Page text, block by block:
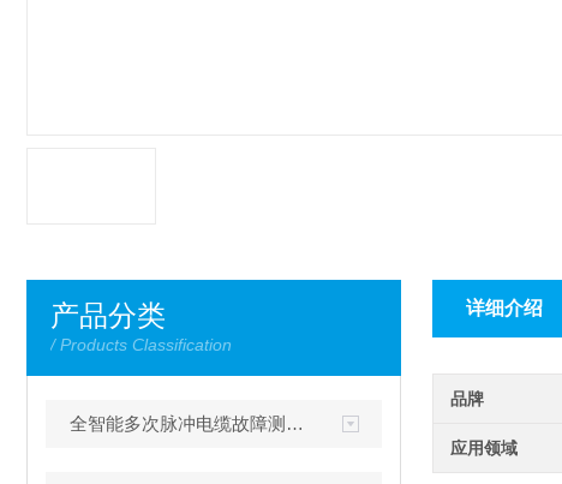
产品分类
/ Products Classification
全智能多次脉冲电缆故障测试仪
详细介绍
品牌
应用领域